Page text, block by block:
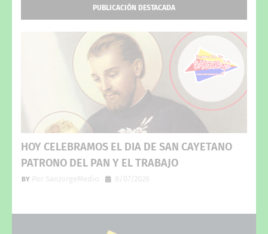
PUBLICACIÓN DESTACADA
HOY CELEBRAMOS EL DIA DE SAN CAYETANO
PATRONO DEL PAN Y EL TRABAJO
Por SanJorgeMedio 8/07/2026